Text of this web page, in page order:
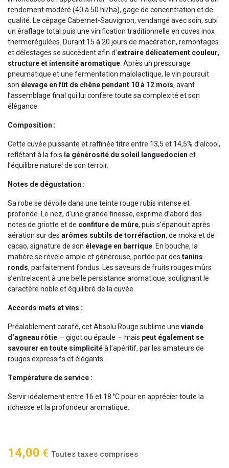
rendement modéré (40 à 50 hl/ha), gage de concentration et de
qualité. Le cépage Cabernet-Sauvignon, vendangé avec soin, subi
un éraflage total puis une vinification traditionnelle en cuves inox
thermorégulées. Durant 15 à 20 jours de macération, remontages
et délestages se succèdent afin d’extraire délicatement couleur,
structure et intensité aromatique. Après un pressurage
pneumatique et une fermentation malolactique, le vin poursuit
son élevage en fût de chêne pendant 10 à 12 mois, avant
l’assemblage final qui lui confère toute sa complexité et son
élégance.
Composition :
Cette cuvée puissante et raffinée titre entre 13,5 et 14,5% d’alcool,
reflétant à la fois la générosité du soleil languedocien et
l’équilibre naturel de son terroir.
Notes de dégustation :
Sa robe se dévoile dans une teinte rouge rubis intense et
profonde. Le nez, d’une grande finesse, exprime d’abord des
notes de griotte et de confiture de mûre, puis s’épanouit après
aération sur des arômes subtils de torréfaction, de moka et de
cacao, signature de son élevage en barrique. En bouche, la
matière se révèle ample et généreuse, portée par des tanins
ronds, parfaitement fondus. Les saveurs de fruits rouges mûrs
s’entrelacent à une belle persistance aromatique, soulignant le
caractère noble et équilibré de la cuvée.
Accords mets et vins :
Préalablement carafé, cet Absolu Rouge sublime une viande
d’agneau rôtie — gigot ou épaule — mais peut également se
savourer en toute simplicitéà l’apéritif, par les amateurs de
rouges expressifs et élégants.
Température de service :
Servir idéalement entre 16 et 18 °C pour en apprécier toute la
richesse et la profondeur aromatique.
14,00 € Toutes taxes comprises